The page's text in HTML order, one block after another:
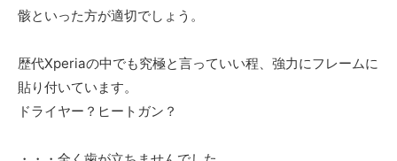
骸といった方が適切でしょう。
歴代Xperiaの中でも究極と言っていい程、強力にフレームに
貼り付いています。
ドライヤー？ヒートガン？